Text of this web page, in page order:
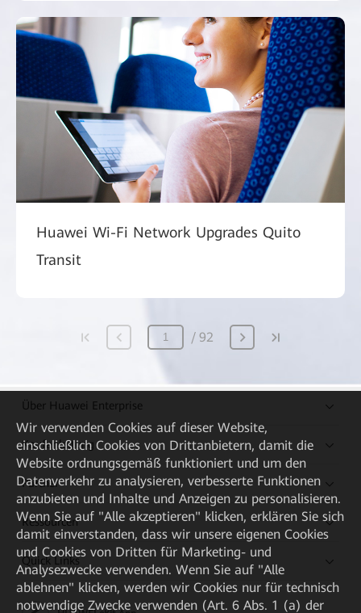
Huawei Wi-Fi Network Upgrades Quito
Transit
92
Über Huawei Enterprise
Kaufanleitung
Partner
Ressourcen
Quick Links
Wir verwenden Cookies auf dieser Website,
einschließlich Cookies von Drittanbietern, damit die
Website ordnungsgemäß funktioniert und um den
Datenverkehr zu analysieren, verbesserte Funktionen
anzubieten und Inhalte und Anzeigen zu personalisieren.
Wenn Sie auf "Alle akzeptieren" klicken, erklären Sie sich
damit einverstanden, dass wir unsere eigenen Cookies
und Cookies von Dritten für Marketing- und
Analysezwecke verwenden. Wenn Sie auf "Alle
ablehnen" klicken, werden wir Cookies nur für technisch
notwendige Zwecke verwenden (Art. 6 Abs. 1 (a) der